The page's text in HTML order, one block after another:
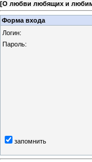
[О любви любящих и
Форма входа
Логин:
Пароль:
запомнить